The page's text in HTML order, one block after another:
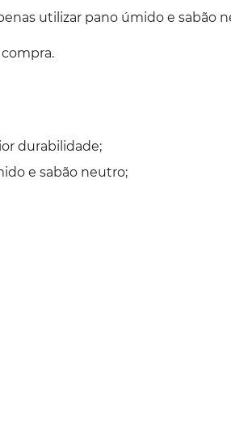
utilizar pano úmido e sabão
durabilidade;
e sabão neutro;